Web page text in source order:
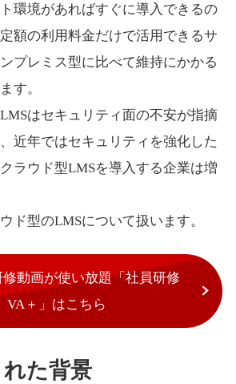
環境があればすぐに導入できるの
額の利用料金だけで活用できるサ
プレミス型に比べて維持にかかる
す。
はセキュリティ面の不安が指摘
近年ではセキュリティを強化した
ラウド型LMSを導入する企業は増
ド型のLMSについて扱います。
修動画が使い放題「社員研修
VA＋」はこちら
た背景